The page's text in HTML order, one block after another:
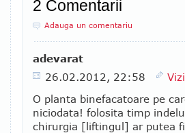
2 Comentarii
Adauga un comentariu
adevarat
26.02.2012, 22:58
O planta binefacatoare pe
niciodata! folosita timp
chirurgia [liftingul] ar putea